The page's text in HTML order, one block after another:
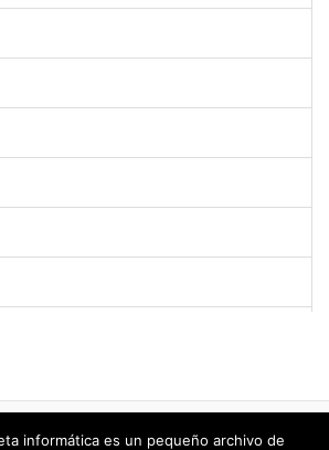
25 26 27 28
29
informática es un pequeño archivo de